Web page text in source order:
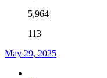
5,964
113
May 29, 2025